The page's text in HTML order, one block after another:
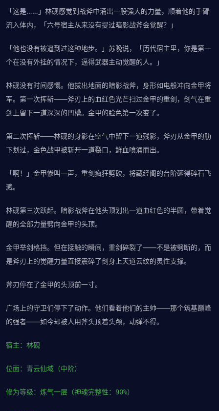
「这是……」林砚感觉到战斧中涌出一股强大的力量，顺着他的手臂
流入体内，「六号宿主从来没有提过暗影战斧会觉醒？」
「他也没有被逼到过这种地步。」苏晚说，「历代宿主里，你是第一
个在没有外挂的情况下，逼得武器主动觉醒的人。」
林砚没有时间感慨。他拔出地面的暗影战斧，身形如电般冲向金甲将
军。第一次挥斩——斧刃上的血红色光芒扫过金甲的重剑，剑气在重
剑上留下一道深深的凹槽。金甲的脸色第一次变了。
第二次挥斩——林砚的身影在空气中留下一道残影，斧刃从金甲的肋
下划过，金色战甲被斩开一道裂口，鲜血喷涌而出。
「啊！」金甲惨叫一声，重剑疯狂劈砍，将藏经阁的台阶砸得碎石飞
溅。
林砚第三次跃起。暗影战斧在他头顶划出一道血红色的半圆，带着觉
醒的全部力量劈向金甲的头顶。
金甲举剑格挡。但在接触的瞬间，重剑碎裂了——不是被劈断的，而
是斧刃上的觉醒力量直接震碎了剑身上天道云纹的灵性支撑。
斧刃停在了金甲的头顶前一寸。
广场上的守卫们停下了动作。他们看着他们的主帅——那个筑基巅峰
的强者——如今却被人用斧头顶着头颅，动弹不得。
宿主：林砚
位面：青云仙域（中阶）
修为等级：炼气一层（神魂完整性：90%）